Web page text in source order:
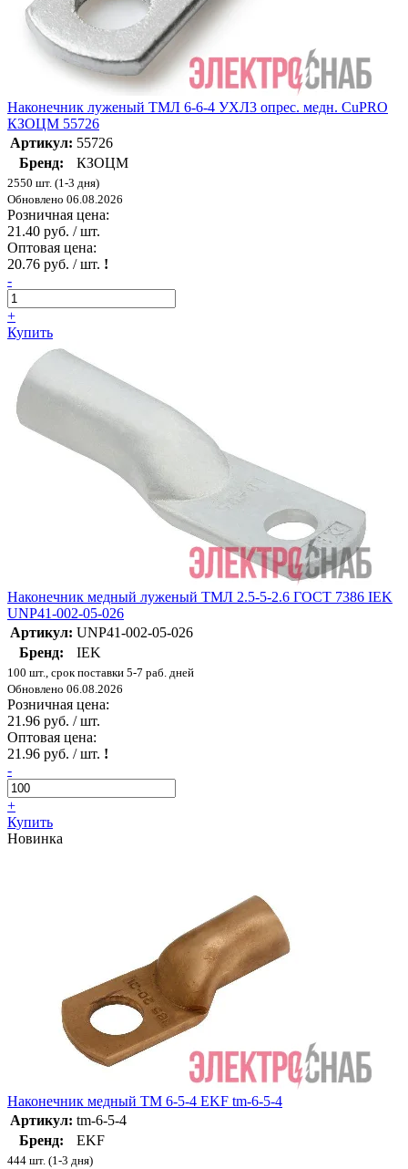
Наконечник луженый ТМЛ 6-6-4 УХЛ3 опрес. медн. CuPRO
КЗОЦМ 55726
Артикул: 55726
Бренд:
КЗОЦМ
2550 шт. (1-3 дня)
Обновлено 06.08.2026
Розничная цена:
21.40 руб. / шт.
Оптовая цена:
20.76 руб. / шт. !
-
+
Купить
Наконечник медный луженый ТМЛ 2.5-5-2.6 ГОСТ 7386 IEK
UNP41-002-05-026
Артикул: UNP41-002-05-026
Бренд:
IEK
100 шт., срок поставки 5-7 раб. дней
Обновлено 06.08.2026
Розничная цена:
21.96 руб. / шт.
Оптовая цена:
21.96 руб. / шт. !
-
+
Купить
Новинка
Наконечник медный ТМ 6-5-4 EKF tm-6-5-4
Артикул: tm-6-5-4
Бренд:
EKF
444 шт. (1-3 дня)